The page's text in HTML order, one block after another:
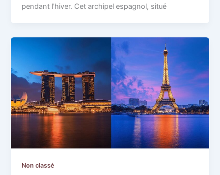
pendant l'hiver. Cet archipel espagnol, situé
Non classé